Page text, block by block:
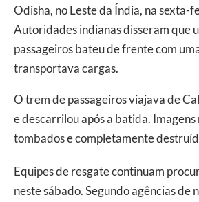
Odisha, no Leste da Índia, na sexta-
Autoridades indianas disseram que
passageiros bateu de frente com
transportava cargas.
O trem de passageiros viajava de
e descarrilou após a batida.
tombados e completamente
Equipes de resgate continuam
neste sábado. Segundo agências de